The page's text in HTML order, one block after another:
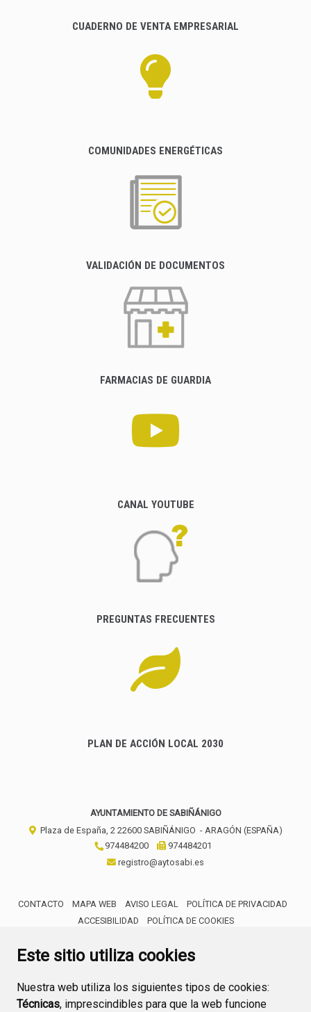
Este sitio utiliza cookies
Nuestra web utiliza los siguientes tipos de cookies:
Técnicas, imprescindibles para que la web funcione
CUADERNO DE VENTA EMPRESARIAL
COMUNIDADES ENERGÉTICAS
VALIDACIÓN DE DOCUMENTOS
FARMACIAS DE GUARDIA
CANAL YOUTUBE
PREGUNTAS FRECUENTES
PLAN DE ACCIÓN LOCAL 2030
AYUNTAMIENTO DE SABIÑÁNIGO
Plaza de España, 2 22600 SABIÑÁNIGO - ARAGÓN (ESPAÑA)
974484200
974484201
registro@aytosabi.es
CONTACTO MAPA WEB AVISO LEGAL
POLÍTICA DE PRIVACIDAD
ACCESIBILIDAD
POLÍTICA DE COOKIES